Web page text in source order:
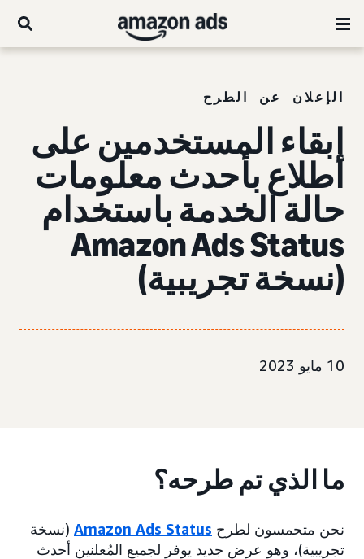
الإعلان عن الطرح
إبقاء المستخدمين على
اطلاع بأحدث معلومات
حالة الخدمة باستخدام
Amazon Ads Status
(نسخة تجريبية)
10 مايو 2023
ما الذي تم طرحه؟
نحن متحمسون لطرح Amazon Ads Status (نسخة
تجريبية)، وهو عرض جديد يوفر لجميع المُعلنين أحدث